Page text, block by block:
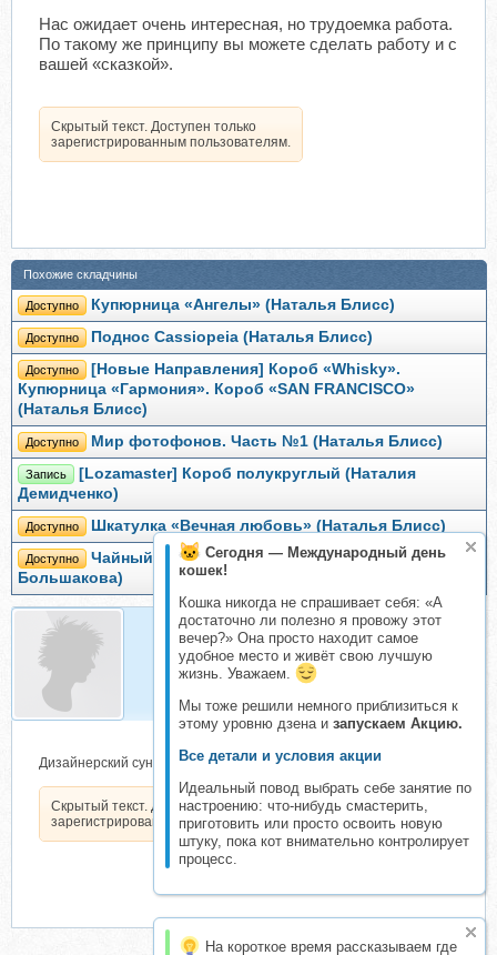
Сегодня — Международный день
кошек!
Кошка никогда не спрашивает себя: «А
достаточно ли полезно я провожу этот
вечер?» Она просто находит самое
удобное место и живёт свою лучшую
жизнь. Уважаем.
Мы тоже решили немного приблизиться к
этому уровню дзена и запускаем Акцию.
Все детали и условия акции
Идеальный повод выбрать себе занятие по
настроению: что-нибудь смастерить,
приготовить или просто освоить новую
штуку, пока кот внимательно контролирует
процесс.
На короткое время рассказываем где
Нас ожидает очень интересная, но трудоемка работа.
По такому же принципу вы можете сделать работу и с
вашей «сказкой».
Скрытый текст. Доступен только
зарегистрированным пользователям.
Похожие складчины
Доступно Купюрница «Ангелы» (Наталья Блисс)
Доступно Поднос Cassiopeia (Наталья Блисс)
Доступно
[Новые Направления] Короб «Whisky».
Купюрница «Гармония». Короб «SAN FRANCISCO»
(Наталья Блисс)
Доступно Мир фотофонов. Часть №1 (Наталья Блисс)
Запись
[Lozamaster] Короб полукруглый (Наталия
Демидченко)
Доступно Шкатулка «Вечная любовь» (Наталья Блисс)
Доступно
Чайный короб «Янтарный» (Наталья
Большакова)
Goldi
Складчик
Дизайнерский сундучок для сокровищ в стиле "Под кожу"
Скрытый текст. Доступен только
зарегистрированным пользователям.